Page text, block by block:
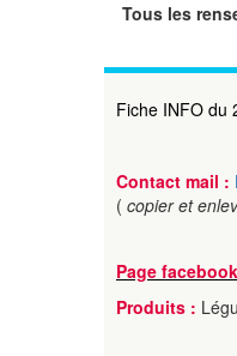
Tous les
Fiche INFO du
Contact mail :
( copier et
Page facebook
Produits :